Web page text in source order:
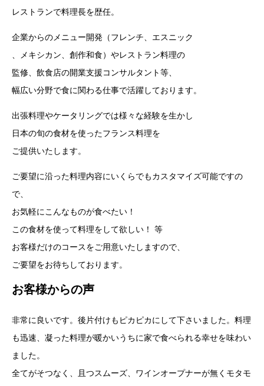
レストランで料理長を歴任。
企業からのメニュー開発（フレンチ、エスニック
、メキシカン、創作和食）やレストラン料理の
監修、飲食店の開業支援コンサルタント等、
幅広い分野で食に関わる仕事で活躍しております。
出張料理やケータリングでは様々な経験を生かし
日本の旬の食材を使ったフランス料理を
ご提供いたします。
ご要望に沿った料理内容にいくらでもカスタマイズ可能ですの
で、
お気軽にこんなものが食べたい！
この食材を使って料理をして欲しい！ 等
お客様だけのコースをご用意いたしますので、
ご要望をお待ちしております。
お客様からの声
非常に良いです。後片付けもピカピカにして下さいました。料理
も迅速、凝った料理が暖かいうちに家で食べられる幸せを味わい
ました。
全てがそつなく、且つスムーズ、ワインオープナーが無くモタモ